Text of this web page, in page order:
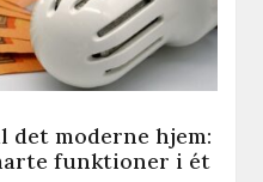
moderne hjem:
funktioner i ét